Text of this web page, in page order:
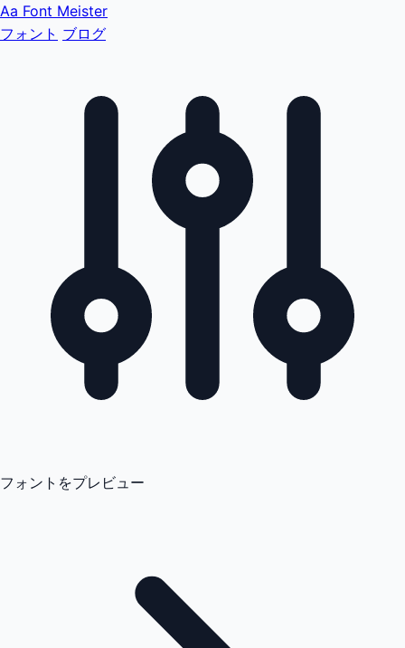
Aa Font Meister
フォント ブログ
フォントをプレビュー